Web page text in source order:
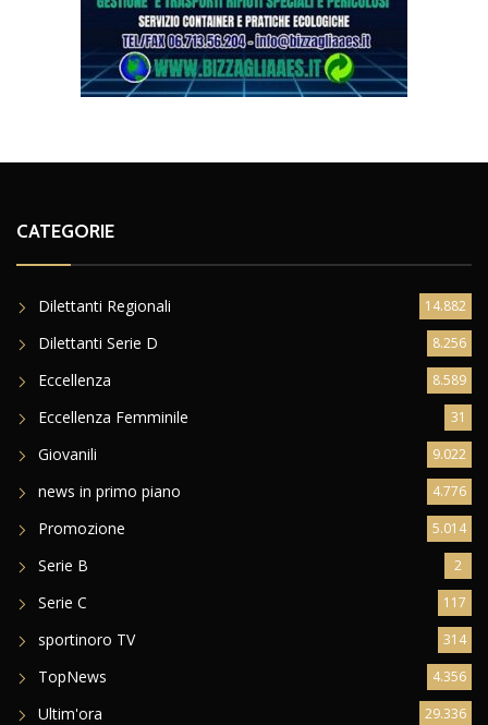
CATEGORIE
Dilettanti Regionali 14.882
Dilettanti Serie D 8.256
Eccellenza 8.589
Eccellenza Femminile 31
Giovanili 9.022
news in primo piano 4.776
Promozione 5.014
Serie B 2
Serie C 117
sportinoro TV 314
TopNews 4.356
Ultim'ora 29.336